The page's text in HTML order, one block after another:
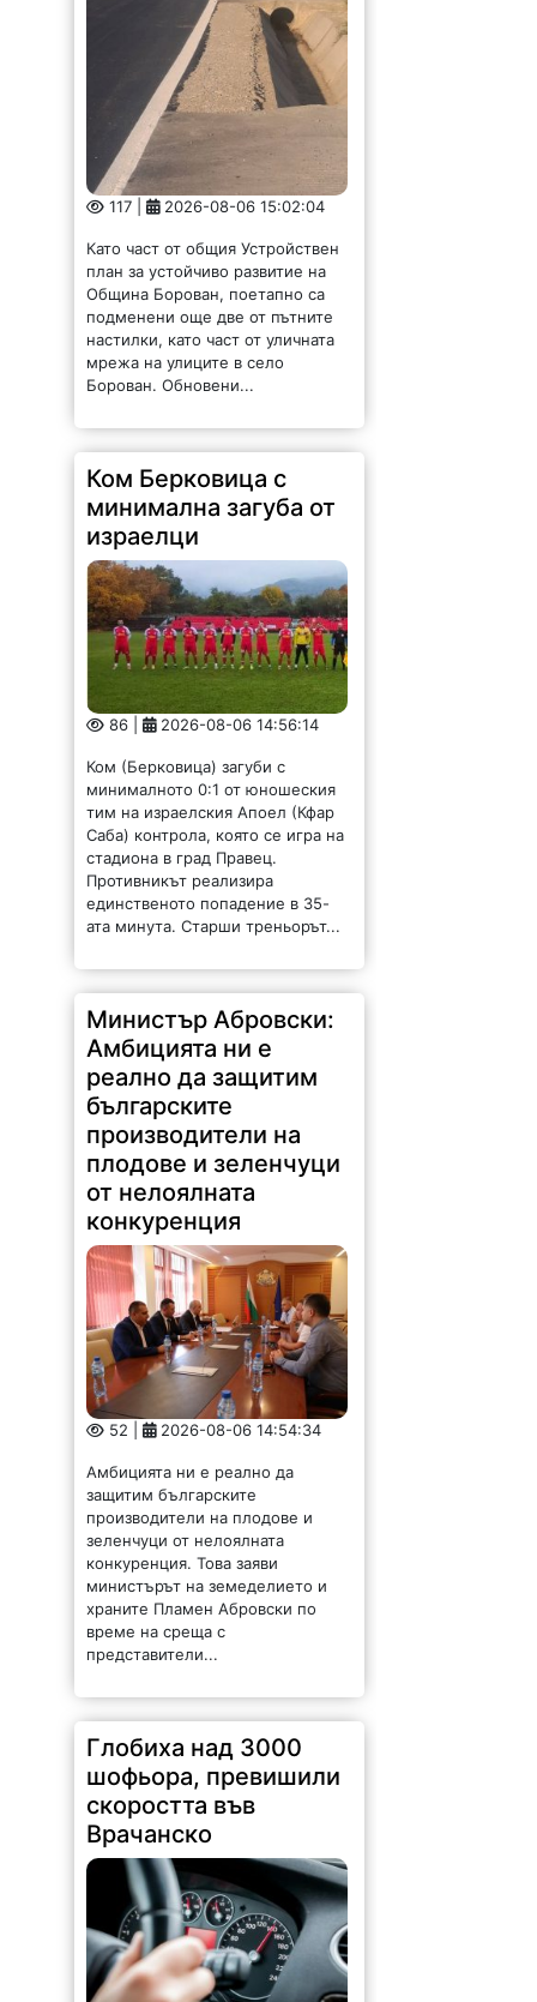
117 | 2026-08-06 15:02:04
Като част от общия Устройствен
план за устойчиво развитие на
Община Борован, поетапно са
подменени още две от пътните
настилки, като част от уличната
мрежа на улиците в село
Борован. Обновени...
Ком Берковица с
минимална загуба от
израелци
86 | 2026-08-06 14:56:14
Ком (Берковица) загуби с
минималното 0:1 от юношеския
тим на израелския Апоел (Кфар
Саба) контрола, която се игра на
стадиона в град Правец.
Противникът реализира
единственото попадение в 35-
ата минута. Старши треньорът...
Министър Абровски:
Амбицията ни е
реално да защитим
българските
производители на
плодове и зеленчуци
от нелоялната
конкуренция
52 | 2026-08-06 14:54:34
Амбицията ни е реално да
защитим българските
производители на плодове и
зеленчуци от нелоялната
конкуренция. Това заяви
министърът на земеделието и
храните Пламен Абровски по
време на среща с
представители...
Глобиха над 3000
шофьора, превишили
скоростта във
Врачанско
137 | 2026-08-06 11:20:20